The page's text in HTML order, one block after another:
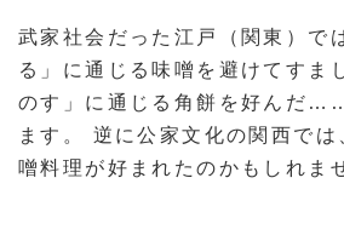
武家社会だった江戸（関東）で
る」に通じる味噌を避けてすま
のす」に通じる角餅を好んだ
ます。 逆に公家文化の関西では
噌料理が好まれたのかもしれま